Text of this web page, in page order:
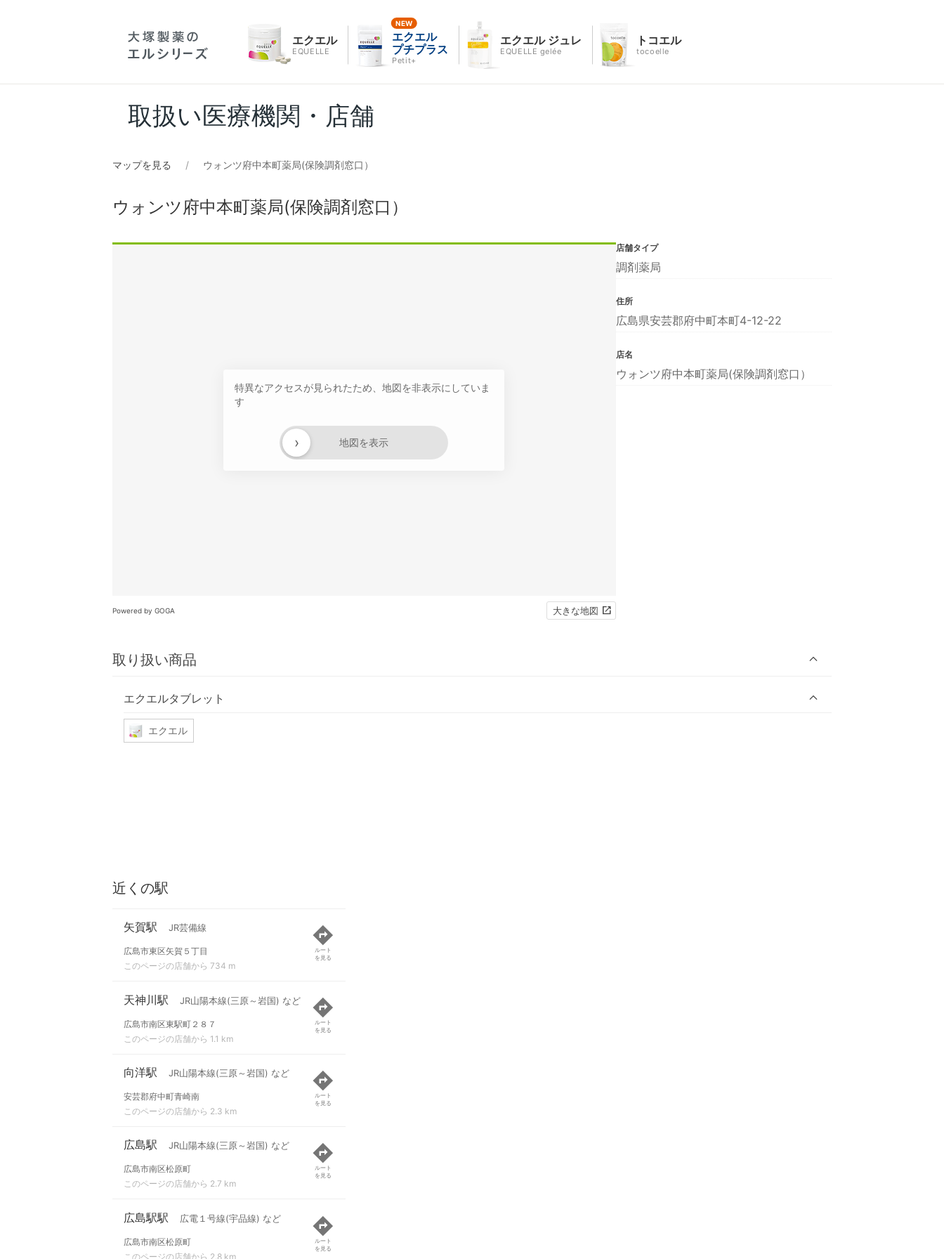
エクエル
EQUELLE
エクエル
プチプラス
Petit+
エクエル ジュレ
EQUELLE gelée
トコエル
tocoelle
取扱い医療機関・店舗
マップを見る ウォンツ府中本町薬局(保険調剤窓口）
ウォンツ府中本町薬局(保険調剤窓口）
特異なアクセスが見られたため、地図を非表示にしていま
す
地図を表示
›
Powered by GOGA 大きな地図
取り扱い商品
エクエルタブレット
エクエル
店舗タイプ
調剤薬局
住所
広島県安芸郡府中町本町4-12-22
店名
ウォンツ府中本町薬局(保険調剤窓口）
近くの駅
矢賀駅 JR芸備線
広島市東区矢賀５丁目
このページの店舗から 734 m
ルート
を見る
天神川駅 JR山陽本線(三原～岩国) など
広島市南区東駅町２８７
このページの店舗から 1.1 km
ルート
を見る
向洋駅 JR山陽本線(三原～岩国) など
安芸郡府中町青崎南
このページの店舗から 2.3 km
ルート
を見る
広島駅 JR山陽本線(三原～岩国) など
広島市南区松原町
このページの店舗から 2.7 km
ルート
を見る
広島駅駅 広電１号線(宇品線) など
広島市南区松原町
このページの店舗から 2.8 km
ルート
を見る